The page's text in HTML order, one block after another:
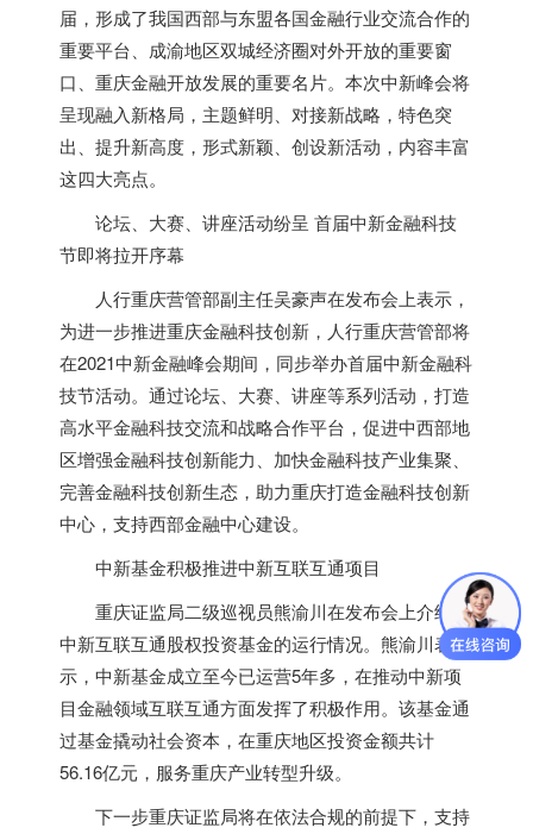
届，形成了我国西部与东盟各国金融行业交流合作的
重要平台、成渝地区双城经济圈对外开放的重要窗
口、重庆金融开放发展的重要名片。本次中新峰会将
呈现融入新格局，主题鲜明、对接新战略，特色突
出、提升新高度，形式新颖、创设新活动，内容丰富
这四大亮点。
论坛、大赛、讲座活动纷呈 首届中新金融科技
节即将拉开序幕
人行重庆营管部副主任吴豪声在发布会上表示，
为进一步推进重庆金融科技创新，人行重庆营管部将
在2021中新金融峰会期间，同步举办首届中新金融科
技节活动。通过论坛、大赛、讲座等系列活动，打造
高水平金融科技交流和战略合作平台，促进中西部地
区增强金融科技创新能力、加快金融科技产业集聚、
完善金融科技创新生态，助力重庆打造金融科技创新
中心，支持西部金融中心建设。
中新基金积极推进中新互联互通项目
重庆证监局二级巡视员熊渝川在发布会上介绍了
中新互联互通股权投资基金的运行情况。熊渝川表
示，中新基金成立至今已运营5年多，在推动中新项
目金融领域互联互通方面发挥了积极作用。该基金通
过基金撬动社会资本，在重庆地区投资金额共计
56.16亿元，服务重庆产业转型升级。
下一步重庆证监局将在依法合规的前提下，支持